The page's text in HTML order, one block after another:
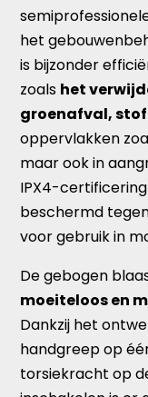
het
is bijzonder
zoals het
groenafval, stof
oppervlakken
maar ook in
IPX4-certificering
beschermd
voor gebruik in
De gebogen
moeiteloos en
Dankzij het
handgreep op
torsiekracht op